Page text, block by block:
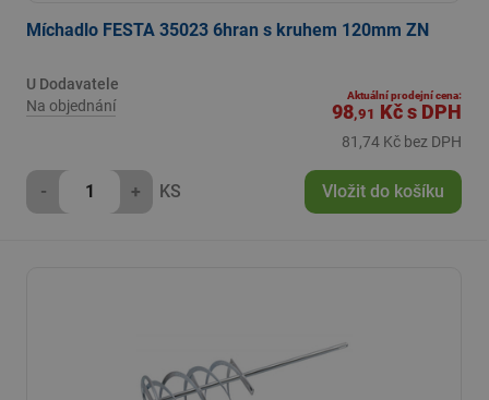
Míchadlo FESTA 35023 6hran s kruhem 120mm ZN
U Dodavatele
Na objednání
Aktuální prodejní cena:
98,91 Kčs DPH
81,74 Kč bez DPH
- + KS Vložit do košíku